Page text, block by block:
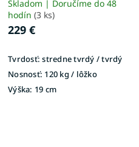
Skladom | Doručíme do 48
hodín (3 ks)
229 €
Tvrdosť: stredne tvrdý / tvrdý
Nosnosť: 120 kg / lôžko
Výška: 19 cm